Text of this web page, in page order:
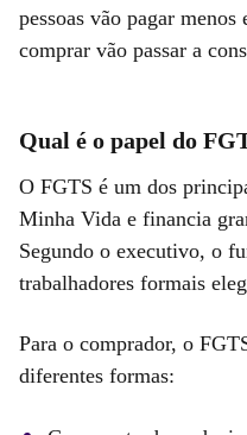
pessoas vão pagar
comprar vão passar a
Qual é o papel do
O FGTS é um dos
Minha Vida e financia
Segundo o executivo, o
trabalhadores formais
Para o comprador, o
diferentes formas: